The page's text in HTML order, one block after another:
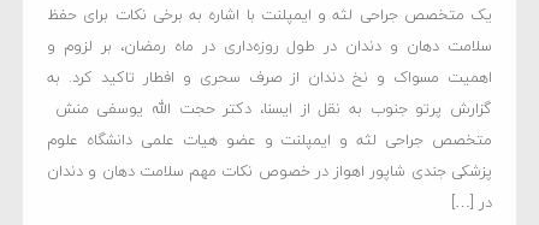
یک متخصص جراحی لثه و ایمپلنت با اشاره به برخی نکات برای حفظ
سلامت دهان و دندان در طول روزه‌داری در ماه رمضان، بر لزوم و
اهمیت مسواک و نخ دندان از صرف سحری و افطار تاکید کرد. به
گزارش پرتو جنوب به نقل از ایسنا، دکتر حجت الله یوسفی منش
متخصص جراحی لثه و ایمپلنت و عضو هیات علمی دانشگاه علوم
پزشکی جندی شاپور اهواز در خصوص نکات مهم سلامت دهان و دندان
در […]